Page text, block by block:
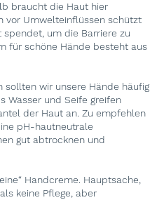
braucht die Haut hier
vor Umwelteinflüssen schützt
um die Barriere zu
für schöne Hände besteht aus
sollten wir unsere Hände häufig
Wasser und Seife greifen
der Haut an. Zu empfehlen
pH-hautneutrale
gut abtrocknen und
Handcreme. Hauptsache,
keine Pflege, aber